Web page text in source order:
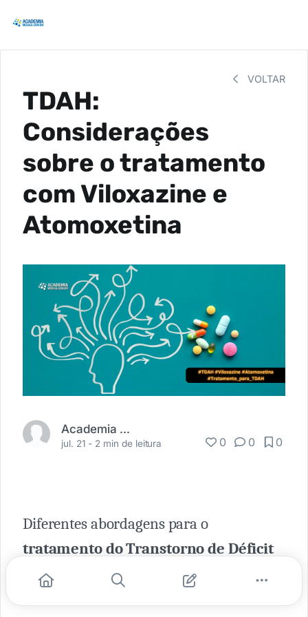
VOLTAR
TDAH:
Considerações
sobre o tratamento
com Viloxazine e
Atomoxetina
Academia Médica
jul. 21 - 2 min de leitura 0 0 0
Diferentes abordagens para o
tratamento do Transtorno de Déficit
de Atenção e Hiperatividade (TDAH)